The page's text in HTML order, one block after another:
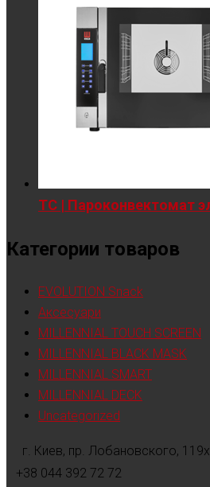
TC | Пароконвектомат
Категории товаров
EVOLUTION Snack
Аксесуари
MILLENNIAL TOUCH SCREEN
MILLENNIAL BLACK MASK
MILLENNIAL SMART
MILLENNIAL DECK
Uncategorized
г. Киев, пр. Лобановского,
+38 044 392 72 72